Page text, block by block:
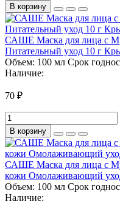
В корзину
САШЕ Маска для лица с
Питательный уход 10 г
Объем: 100 мл Срок
Наличие:
70 ₽
В корзину
САШЕ Маска для лица с
кожи Омолаживающий
Объем: 100 мл Срок
Наличие: